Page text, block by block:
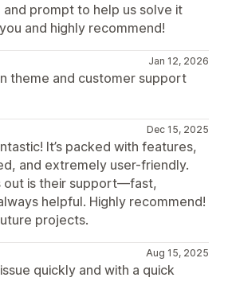
prompt to help us solve it
and highly recommend!
Jan 12, 2026
theme and customer support
Dec 15, 2025
It’s packed with features,
and extremely user-friendly.
out is their support—fast,
helpful. Highly recommend!
projects.
Aug 15, 2025
quickly and with a quick